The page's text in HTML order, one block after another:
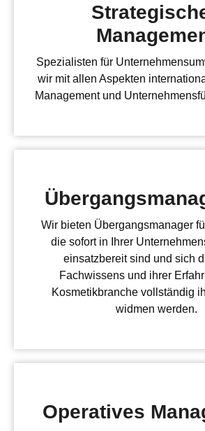
Spezialisten für
wir mit allen Aspekten
Management und
Wir bieten Übergangsmanager
die sofort in Ihrer
einsatzbereit sind und sich
Fachwissens und ihrer
Kosmetikbranche vollständig
widmen werden.
Operatives